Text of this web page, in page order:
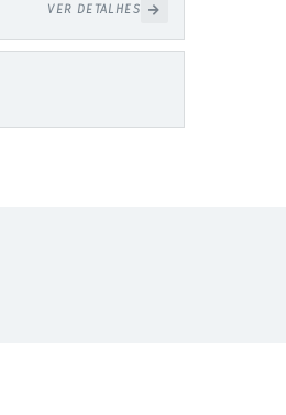
VER DETALHES